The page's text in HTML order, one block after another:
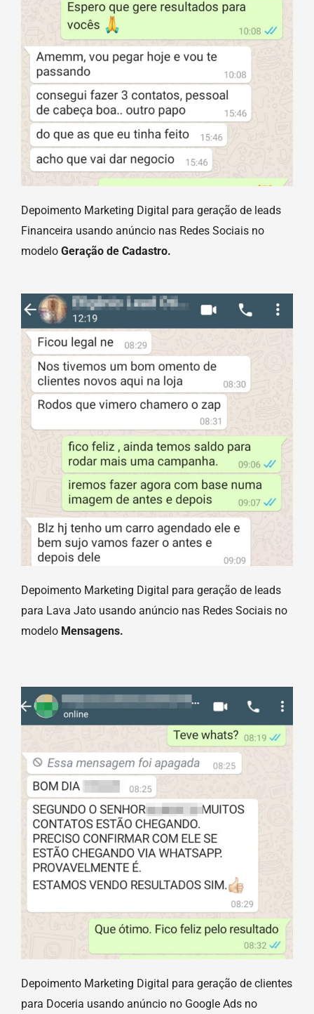
Depoimento Marketing Digital para geração de leads
Financeira usando anúncio nas Redes Sociais no
modelo Geração de Cadastro.
Depoimento Marketing Digital para geração de leads
para Lava Jato usando anúncio nas Redes Sociais no
modelo Mensagens.
Depoimento Marketing Digital para geração de clientes
para Doceria usando anúncio no Google Ads no